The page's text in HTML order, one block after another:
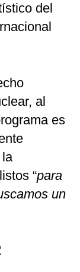
del
al
es
“para
un